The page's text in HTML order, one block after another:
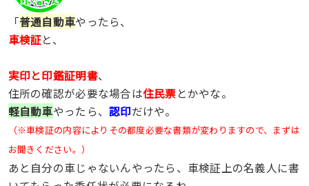
「普通自動車やったら、
車検証と、
実印と印鑑証明書、
住所の確認が必要な場合は住民票とかやな。
軽自動車やったら、認印だけや。
（※車検証の内容によりその都度必要な書類が変わりますので、まずは
お聞きください。）
あと自分の車じゃないんやったら、車検証上の名義人に書